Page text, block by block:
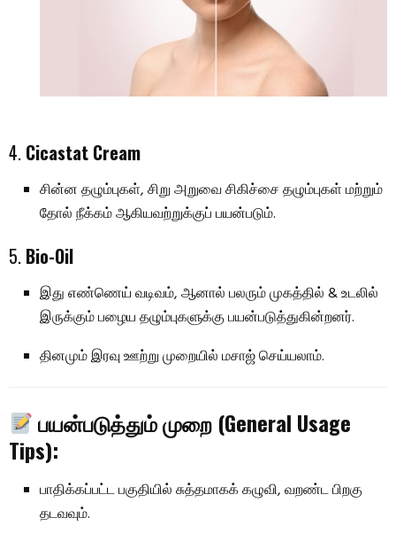
4. Cicastat Cream
சின்ன தழும்புகள், சிறு அறுவை சிகிச்சை தழும்புகள் மற்றும்
தோல் நீக்கம் ஆகியவற்றுக்குப் பயன்படும்.
5. Bio-Oil
இது எண்ணெய் வடிவம், ஆனால் பலரும் முகத்தில் & உடலில்
இருக்கும் பழைய தழும்புகளுக்கு பயன்படுத்துகின்றனர்.
தினமும் இரவு ஊற்று முறையில் மசாஜ் செய்யலாம்.
பயன்படுத்தும் முறை (General Usage
Tips):
பாதிக்கப்பட்ட பகுதியில் சுத்தமாகக் கழுவி, வறண்ட பிறகு
தடவவும்.